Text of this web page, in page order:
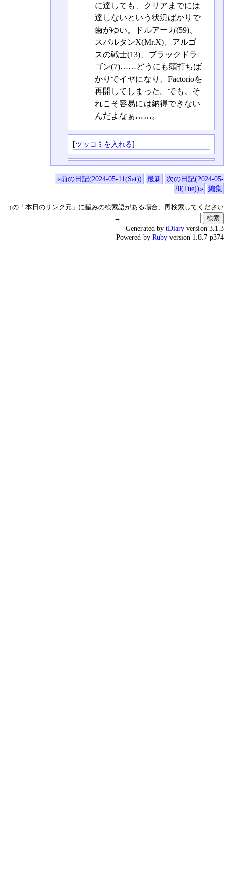
に達しても、クリアまでには
達しないという状況ばかりで
歯がゆい。ドルアーガ(59)、
スパルタンX(Mr.X)、アルゴ
スの戦士(13)、ブラックドラ
ゴン(7)……どうにも頭打ちば
かりでイヤになり、Factorioを
再開してしまった。でも、そ
れこそ容易には納得できない
んだよなぁ……。
[ツッコミを入れる]
«前の日記(2024-05-11(Sat)) 最新
次の日記(2024-05-
28(Tue))»
編集
↑の「本日のリンク元」に望みの検索語がある場合、再検索してください
→
Generated by tDiary version 3.1.3
Powered by Ruby version 1.8.7-p374